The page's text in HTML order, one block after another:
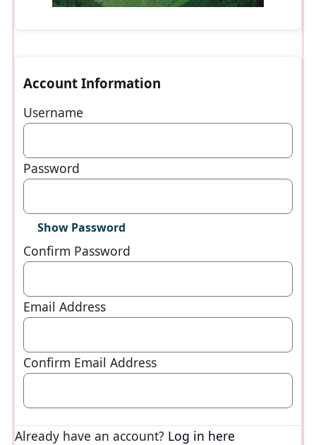
Account Information
Username
Password
Show Password
Confirm Password
Email Address
Confirm Email Address
Already have an account? Log in here